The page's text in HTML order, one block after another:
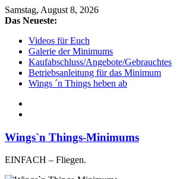
Samstag, August 8, 2026
Das Neueste:
Videos für Euch
Galerie der Minimums
Kaufabschluss/Angebote/Gebrauchtes
Betriebsanleitung für das Minimum
Wings ´n Things heben ab
Wings`n Things-Minimums
EINFACH – Fliegen.